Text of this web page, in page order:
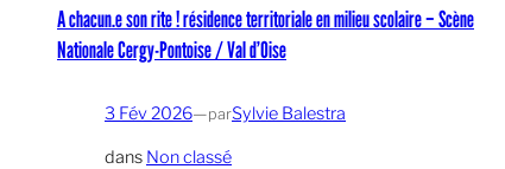
A chacun.e son rite ! résidence territoriale en milieu scolaire – Scène
Nationale Cergy-Pontoise / Val d’Oise
3 Fév 2026—parSylvie Balestra
dans Non classé